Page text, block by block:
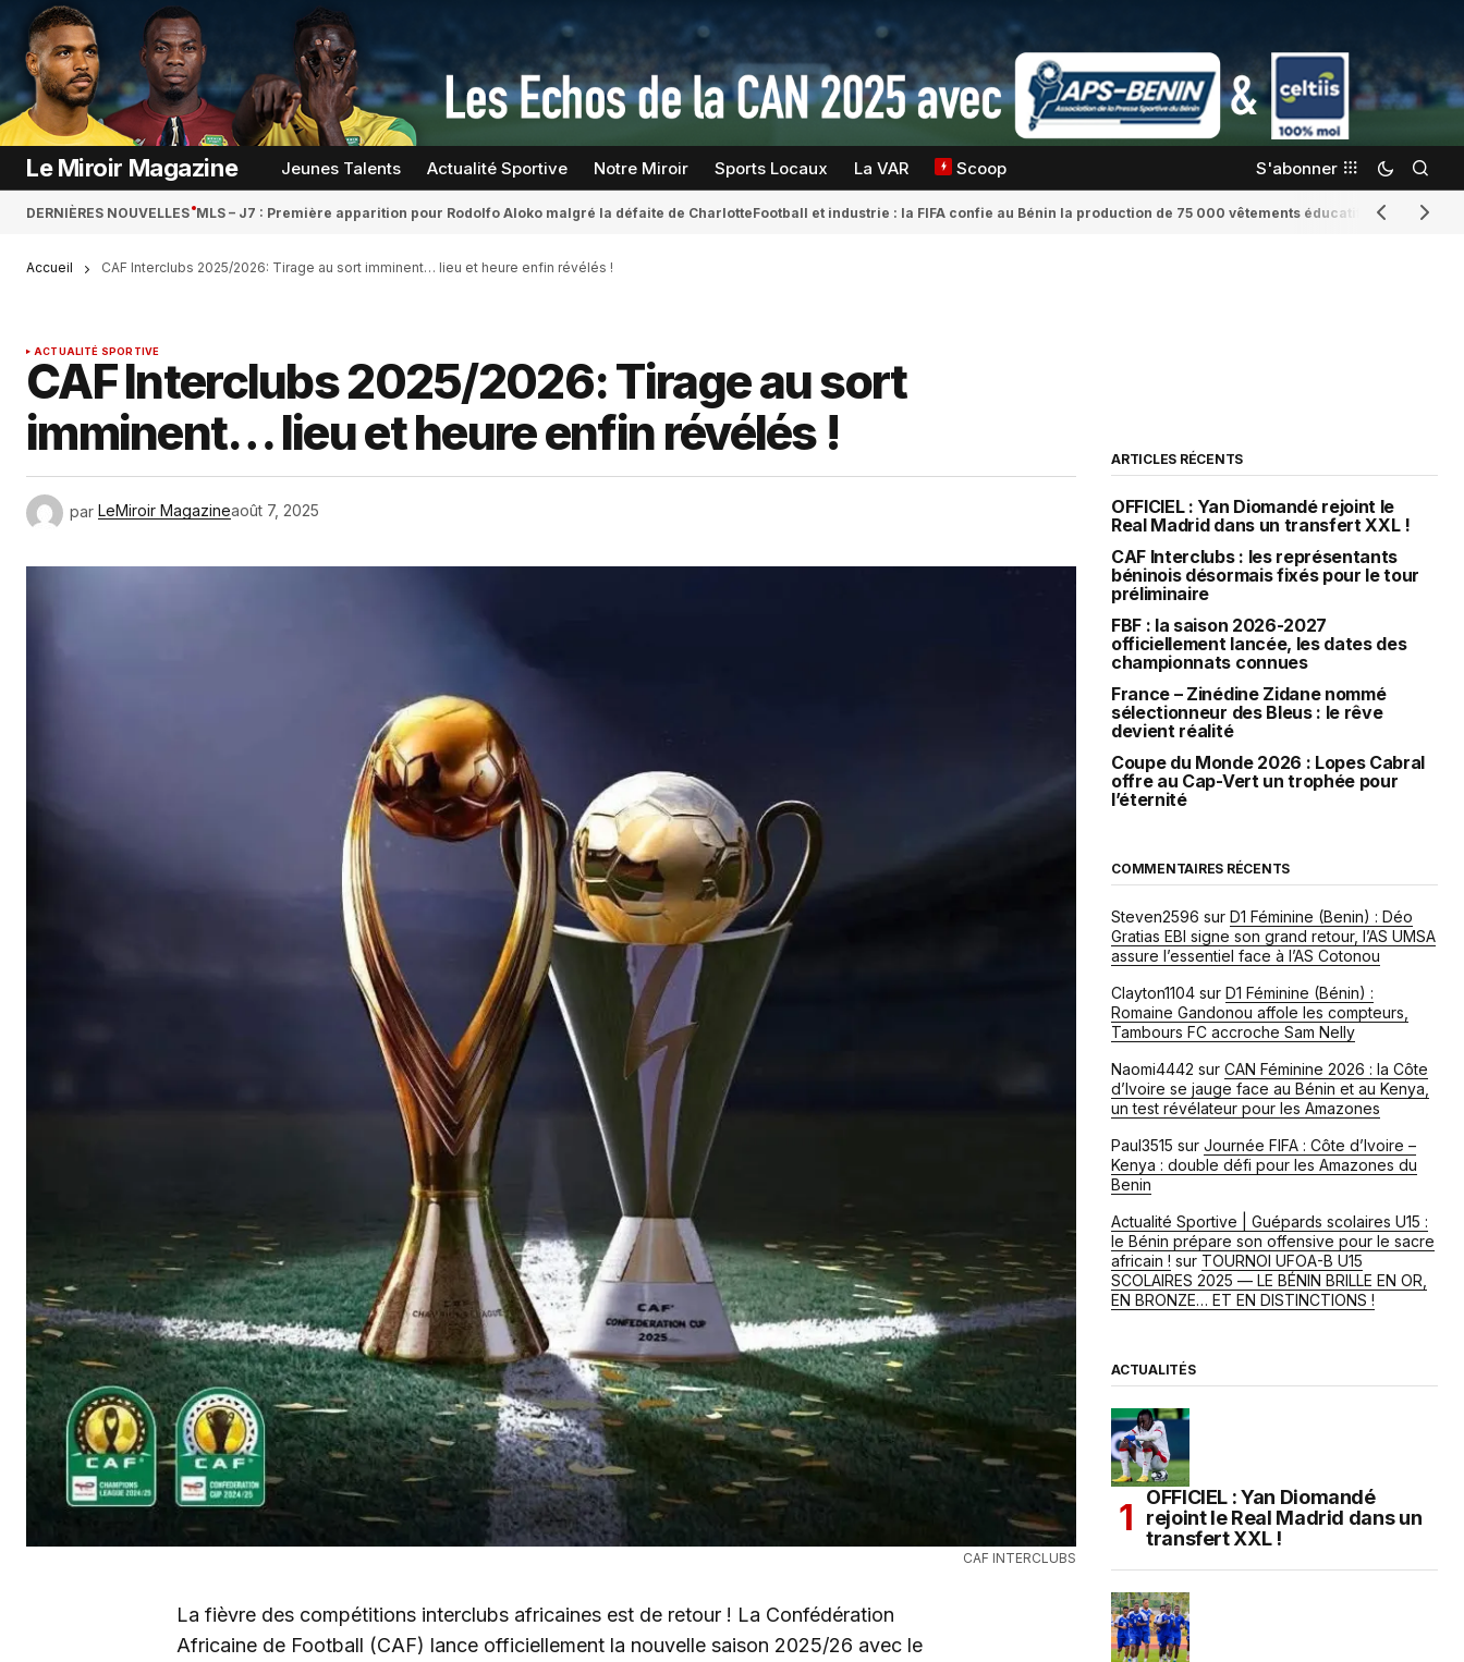
Le Miroir Magazine Jeunes Talents Actualité Sportive Notre Miroir Sports Locaux La VAR Scoop S'abonner
DERNIÈRES NOUVELLES MLS – J7 : Première apparition pour Rodolfo Aloko malgré la défaite de CharlotteFootball et industrie : la FIFA confie au Bénin la production de 75 000 vêtements éducatifs Romaine
Accueil CAF Interclubs 2025/2026: Tirage au sort imminent… lieu et heure enfin révélés !
ACTUALITÉ SPORTIVE
CAF Interclubs 2025/2026: Tirage au sort
imminent… lieu et heure enfin révélés !
par LeMiroir Magazineaoût 7, 2025
CAF INTERCLUBS
La fièvre des compétitions interclubs africaines est de retour ! La Confédération
Africaine de Football (CAF) lance officiellement la nouvelle saison 2025/26 avec le
ARTICLES RÉCENTS
OFFICIEL : Yan Diomandé rejoint le
Real Madrid dans un transfert XXL !
CAF Interclubs : les représentants
béninois désormais fixés pour le tour
préliminaire
FBF : la saison 2026-2027
officiellement lancée, les dates des
championnats connues
France – Zinédine Zidane nommé
sélectionneur des Bleus : le rêve
devient réalité
Coupe du Monde 2026 : Lopes Cabral
offre au Cap-Vert un trophée pour
l’éternité
COMMENTAIRES RÉCENTS
Steven2596 sur D1 Féminine (Benin) : Déo
Gratias EBI signe son grand retour, l’AS UMSA
assure l’essentiel face à l’AS Cotonou
Clayton1104 sur D1 Féminine (Bénin) :
Romaine Gandonou affole les compteurs,
Tambours FC accroche Sam Nelly
Naomi4442 sur CAN Féminine 2026 : la Côte
d’Ivoire se jauge face au Bénin et au Kenya,
un test révélateur pour les Amazones
Paul3515 sur Journée FIFA : Côte d’Ivoire –
Kenya : double défi pour les Amazones du
Benin
Actualité Sportive | Guépards scolaires U15 :
le Bénin prépare son offensive pour le sacre
africain ! sur TOURNOI UFOA-B U15
SCOLAIRES 2025 — LE BÉNIN BRILLE EN OR,
EN BRONZE… ET EN DISTINCTIONS !
ACTUALITÉS
OFFICIEL : Yan Diomandé
rejoint le Real Madrid dans un
transfert XXL !